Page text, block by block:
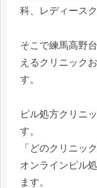
科、レディース
そこで練馬高野
えるクリニック
す。
ピル処方クリニ
す。
「どのクリニッ
オンラインピル
ます。